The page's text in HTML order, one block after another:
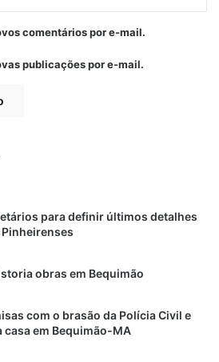
comentários por e-mail.
publicações por e-mail.
para definir últimos detalhes
obras em Bequimão
com o brasão da Polícia Civil e
casa em Bequimão-MA